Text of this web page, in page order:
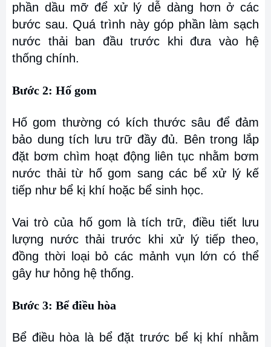
phần dầu mỡ để xử lý dễ dàng hơn ở các
bước sau. Quá trình này góp phần làm sạch
nước thải ban đầu trước khi đưa vào hệ
thống chính.
Bước 2: Hố gom
Hố gom thường có kích thước sâu để đảm
bảo dung tích lưu trữ đầy đủ. Bên trong lắp
đặt bơm chìm hoạt động liên tục nhằm bơm
nước thải từ hố gom sang các bể xử lý kế
tiếp như bể kị khí hoặc bể sinh học.
Vai trò của hố gom là tích trữ, điều tiết lưu
lượng nước thải trước khi xử lý tiếp theo,
đồng thời loại bỏ các mảnh vụn lớn có thể
gây hư hỏng hệ thống.
Bước 3: Bể điều hòa
Bể điều hòa là bể đặt trước bể kị khí nhằm